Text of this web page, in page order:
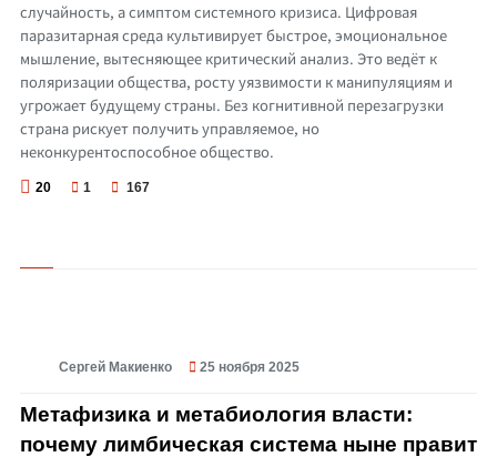
случайность, а симптом системного кризиса. Цифровая
паразитарная среда культивирует быстрое, эмоциональное
мышление, вытесняющее критический анализ. Это ведёт к
поляризации общества, росту уязвимости к манипуляциям и
угрожает будущему страны. Без когнитивной перезагрузки
страна рискует получить управляемое, но
неконкурентоспособное общество.
20 1 167
© Метафизика и метабиология власти: почему лимбическая система ныне
Сергей Макиенко 25 ноября 2025
Метафизика и метабиология власти:
почему лимбическая система ныне правит